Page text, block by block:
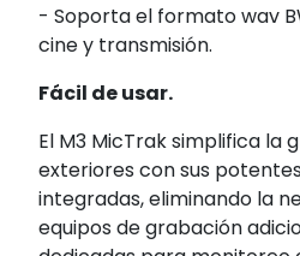
- Soporta el formato wav
cine y transmisión.
Fácil de usar.
El M3 MicTrak simplifica la
exteriores con sus
integradas, eliminando la
equipos de grabación